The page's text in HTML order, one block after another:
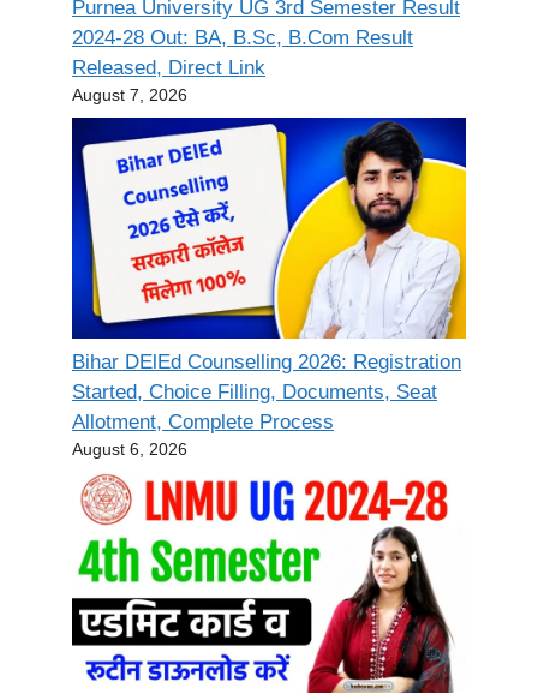
Purnea University UG 3rd Semester Result
2024-28 Out: BA, B.Sc, B.Com Result
Released, Direct Link
August 7, 2026
Bihar DElEd Counselling 2026: Registration
Started, Choice Filling, Documents, Seat
Allotment, Complete Process
August 6, 2026